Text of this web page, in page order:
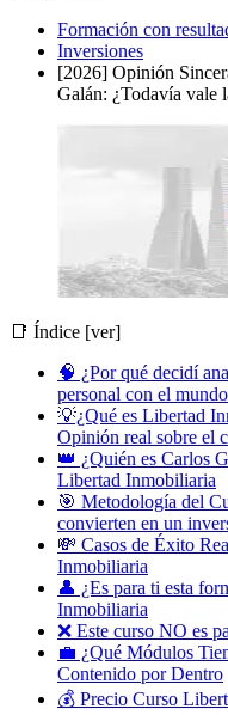
Formación con
Inversiones
[2026] Opinión
Galán: ¿Todavía vale
📑 Índice [ver]
🧠 ¿Por qué decidí
personal con el
💡¿Qué es Libertad
Opinión real sobre el
👑 ¿Quién es Carlos
Libertad Inmobiliaria
🎯 Metodología del
convierten en un
💸 Casos de Éxito
Inmobiliaria
👤 ¿Es para ti esta
Inmobiliaria
❌ Este curso NO es
💼 ¿Qué Módulos
Contenido por Dentro
💰 Precio Curso